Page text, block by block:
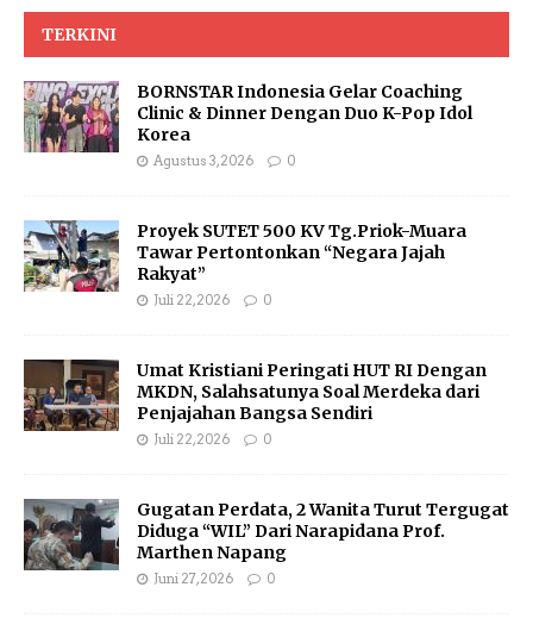
TERKINI
BORNSTAR Indonesia Gelar Coaching
Clinic & Dinner Dengan Duo K-Pop Idol
Korea
Agustus 3, 2026 0
Proyek SUTET 500 KV Tg.Priok-Muara
Tawar Pertontonkan “Negara Jajah
Rakyat”
Juli 22, 2026 0
Umat Kristiani Peringati HUT RI Dengan
MKDN, Salahsatunya Soal Merdeka dari
Penjajahan Bangsa Sendiri
Juli 22, 2026 0
Gugatan Perdata, 2 Wanita Turut Tergugat
Diduga “WIL” Dari Narapidana Prof.
Marthen Napang
Juni 27, 2026 0